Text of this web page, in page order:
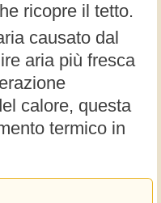
ricopre il tetto.
causato dal
aria più fresca
calore, questa
termico in